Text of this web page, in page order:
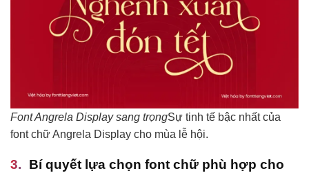
Font Angrela Display sang trọngSự tinh tế bậc nhất của
font chữ Angrela Display cho mùa lễ hội.
Bí quyết lựa chọn font chữ phù hợp cho